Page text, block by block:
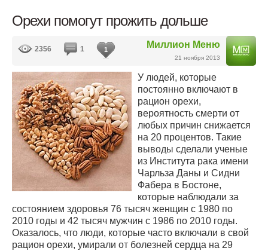
Орехи помогут прожить дольше
Миллион Меню
21 ноября 2013
2356 1 1
У людей, которые
постоянно включают в
рацион орехи,
вероятность смерти от
любых причин снижается
на 20 процентов. Такие
выводы сделали ученые
из Института рака имени
Чарльза Даны и Сидни
Фабера в Бостоне,
которые наблюдали за
состоянием здоровья 76 тысяч женщин с 1980 по
2010 годы и 42 тысяч мужчин с 1986 по 2010 годы.
Оказалось, что люди, которые часто включали в свой
рацион орехи, умирали от болезней сердца на 29